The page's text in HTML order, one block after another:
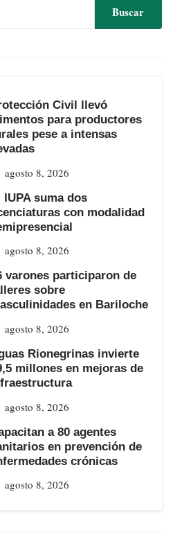
Civil llevó
para productores
pese a intensas
agosto 8, 2026
IUPA suma dos
con modalidad
agosto 8, 2026
varones participaron de
sobre
en Bariloche
agosto 8, 2026
Rionegrinas invierte
millones en mejoras de
agosto 8, 2026
a 80 agentes
en prevención de
crónicas
agosto 8, 2026